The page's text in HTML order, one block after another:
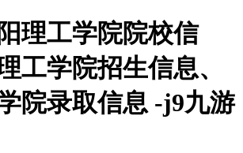
理工学院院校信
工学院招生信息、
院录取信息 -j9九游